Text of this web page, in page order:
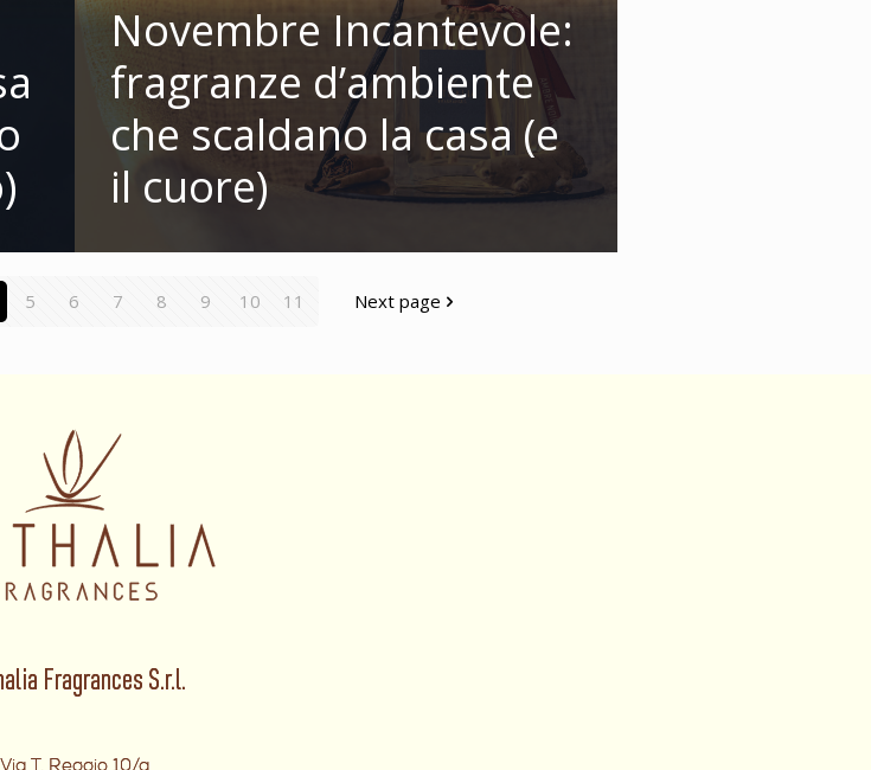
Novembre Incantevole:
fragranze d’ambiente
che scaldano la casa (e
il cuore)
5 6 7 8 9 10 11 Next page
Fragrances S.r.l.
Via T. Reggio 10/a